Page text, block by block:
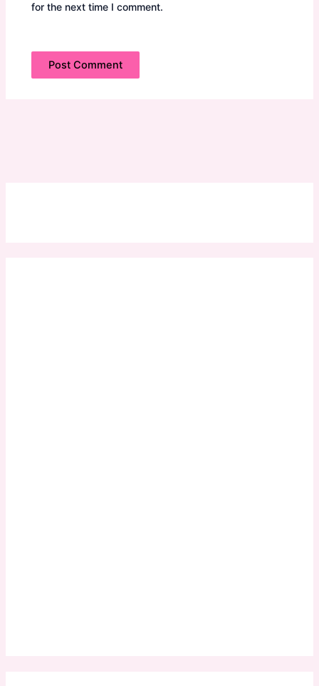
for the next time I comment.